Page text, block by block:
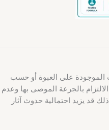
الموجودة على العبوة أو حسب
بالجرعة الموصى بها وعدم
قد يزيد احتمالية حدوث آثار